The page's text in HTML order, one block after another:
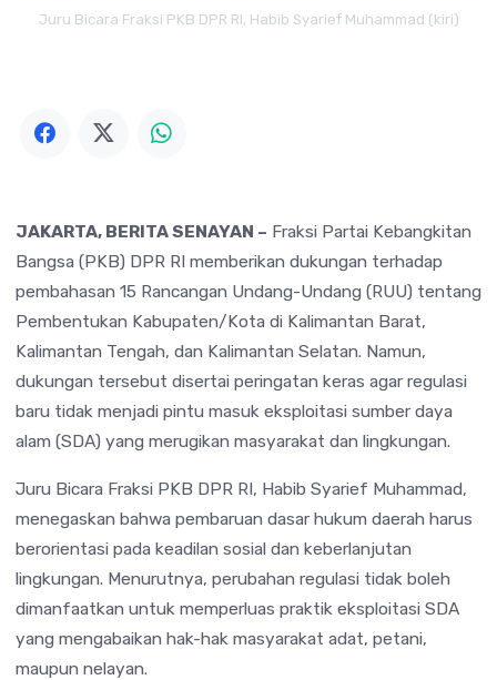
Juru Bicara Fraksi PKB DPR RI, Habib Syarief Muhammad (kiri)
JAKARTA, BERITA SENAYAN – Fraksi Partai Kebangkitan
Bangsa (PKB) DPR RI memberikan dukungan terhadap
pembahasan 15 Rancangan Undang-Undang (RUU) tentang
Pembentukan Kabupaten/Kota di Kalimantan Barat,
Kalimantan Tengah, dan Kalimantan Selatan. Namun,
dukungan tersebut disertai peringatan keras agar regulasi
baru tidak menjadi pintu masuk eksploitasi sumber daya
alam (SDA) yang merugikan masyarakat dan lingkungan.
Juru Bicara Fraksi PKB DPR RI, Habib Syarief Muhammad,
menegaskan bahwa pembaruan dasar hukum daerah harus
berorientasi pada keadilan sosial dan keberlanjutan
lingkungan. Menurutnya, perubahan regulasi tidak boleh
dimanfaatkan untuk memperluas praktik eksploitasi SDA
yang mengabaikan hak-hak masyarakat adat, petani,
maupun nelayan.